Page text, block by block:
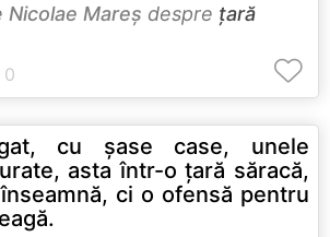
Nicolae Mareș despre țară
cu șase case, unele
asta într-o țară săracă,
înseamnă, ci o ofensă pentru